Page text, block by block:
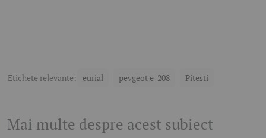
Etichete relevante: eurial pevgeot e-208 Pitesti
Mai multe despre acest subiect